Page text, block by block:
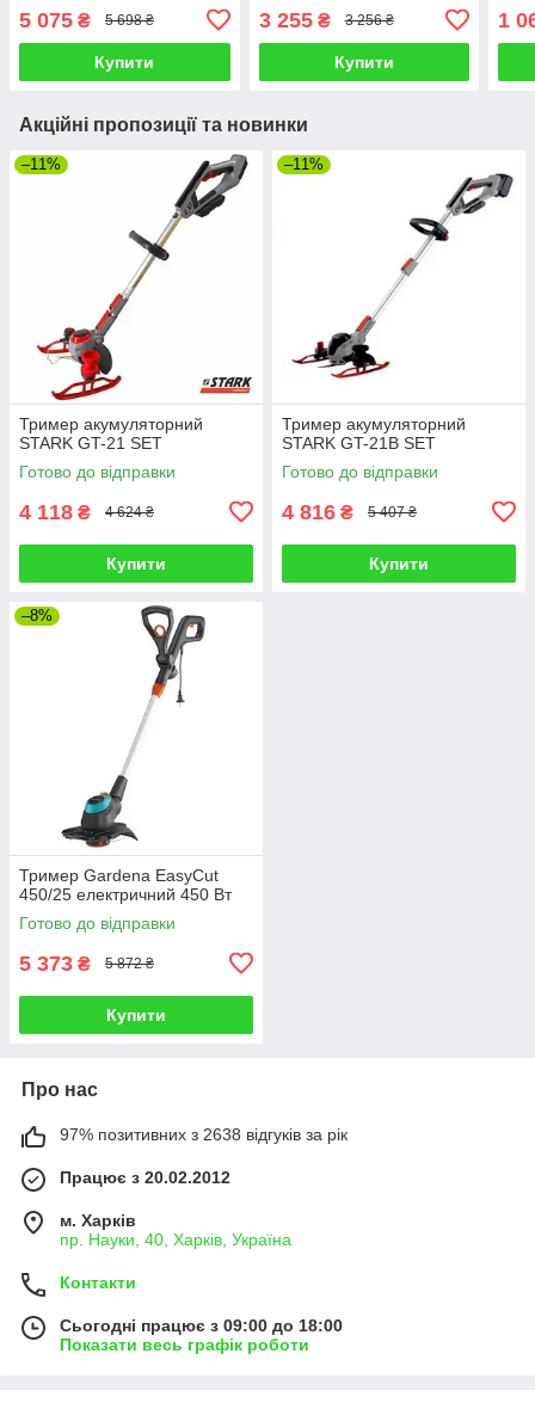
5 075 ₴ 5 698 ₴
Купити
3 255₴ 3 256 ₴
Купити
1
Акційні пропозиції та новинки
–11%
Тример акумуляторний
STARK GT-21 SET
Готово до відправки
4 118 ₴ 4 624 ₴
Купити
–11%
Тример акумуляторний
STARK GT-21B SET
Готово до відправки
4 816 ₴ 5 407 ₴
Купити
–8%
Тример Gardena EasyCut
450/25 електричний 450 Вт
Готово до відправки
5 373 ₴ 5 872 ₴
Купити
Про нас
97% позитивних з 2638 відгуків за рік
Працює з 20.02.2012
м. Харків
пр. Науки, 40, Харків, Україна
Контакти
Сьогодні працює з 09:00 до 18:00
Показати весь графік роботи